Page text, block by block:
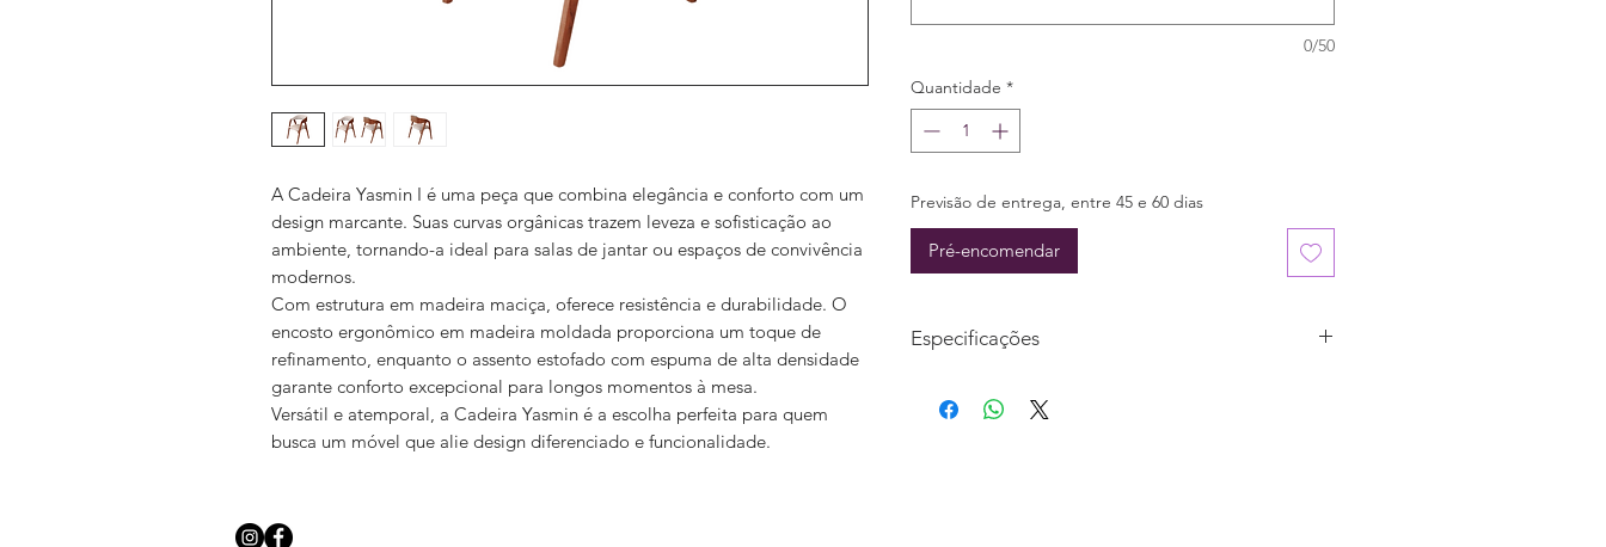
A Cadeira Yasmin I é uma peça que combina elegância e conforto com um
design marcante. Suas curvas orgânicas trazem leveza e sofisticação ao
ambiente, tornando-a ideal para salas de jantar ou espaços de convivência
modernos.
Com estrutura em madeira maciça, oferece resistência e durabilidade. O
encosto ergonômico em madeira moldada proporciona um toque de
refinamento, enquanto o assento estofado com espuma de alta densidade
garante conforto excepcional para longos momentos à mesa.
Versátil e atemporal, a Cadeira Yasmin é a escolha perfeita para quem
busca um móvel que alie design diferenciado e funcionalidade.
0/50
Quantidade *
Previsão de entrega, entre 45 e 60 dias
Pré-encomendar
Especificações
Profundidade: 49cm